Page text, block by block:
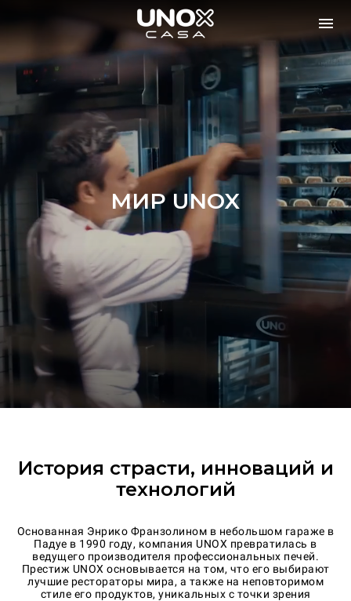
МИР UNOX
История страсти, инноваций и
технологий
Основанная Энрико Франзолином в небольшом гараже в
Падуе в 1990 году, компания UNOX превратилась в
ведущего производителя профессиональных печей.
Престиж UNOX основывается на том, что его выбирают
лучшие рестораторы мира, а также на неповторимом
стиле его продуктов, уникальных с точки зрения